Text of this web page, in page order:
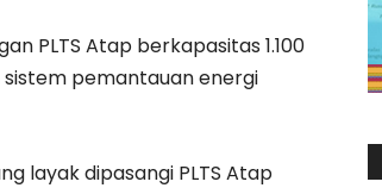
PLTS Atap berkapasitas 1.100
sistem pemantauan energi
layak dipasangi PLTS Atap